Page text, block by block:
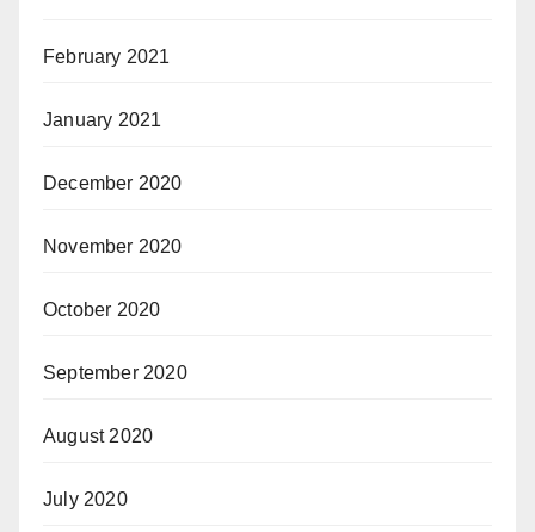
February 2021
January 2021
December 2020
November 2020
October 2020
September 2020
August 2020
July 2020